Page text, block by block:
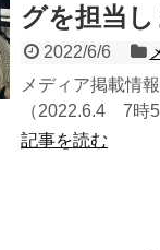
グを担当し
2022/6/6
メディア掲載情
（2022.6.4 7時
記事を読む